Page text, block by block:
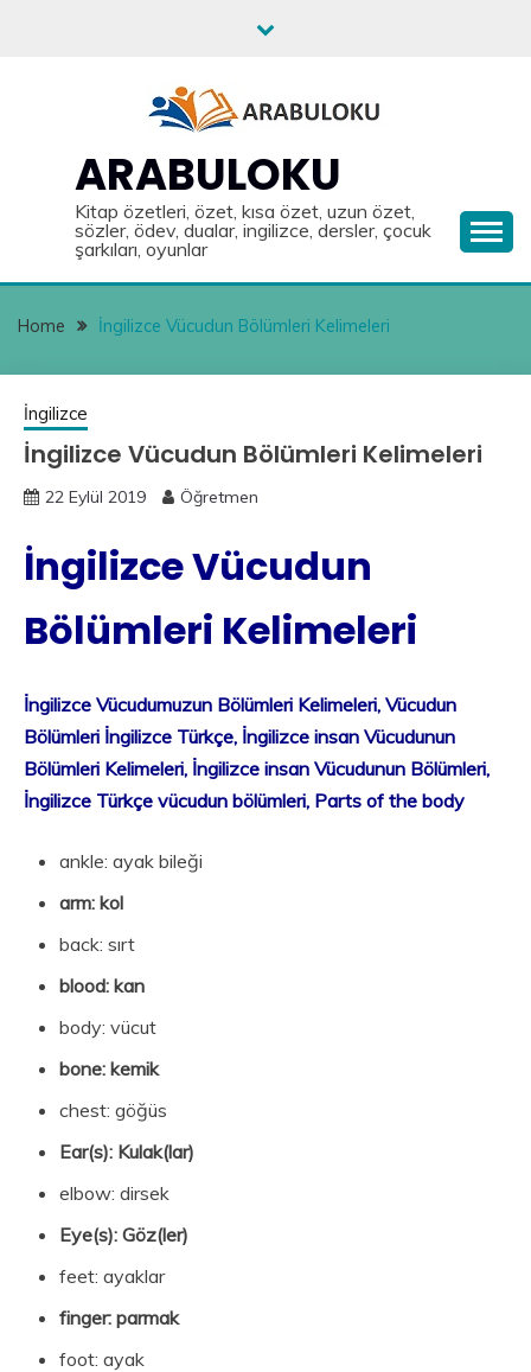
ARABULOKU
Kitap özetleri, özet, kısa özet, uzun özet,
sözler, ödev, dualar, ingilizce, dersler, çocuk
şarkıları, oyunlar
Home İngilizce Vücudun Bölümleri Kelimeleri
İngilizce
İngilizce Vücudun Bölümleri Kelimeleri
22 Eylül 2019 Öğretmen
İngilizce Vücudun
Bölümleri Kelimeleri
İngilizce Vücudumuzun Bölümleri Kelimeleri, Vücudun
Bölümleri İngilizce Türkçe, İngilizce insan Vücudunun
Bölümleri Kelimeleri, İngilizce insan Vücudunun Bölümleri,
İngilizce Türkçe vücudun bölümleri, Parts of the body
ankle: ayak bileği
arm: kol
back: sırt
blood: kan
body: vücut
bone: kemik
chest: göğüs
Ear(s): Kulak(lar)
elbow: dirsek
Eye(s): Göz(ler)
feet: ayaklar
finger: parmak
foot: ayak